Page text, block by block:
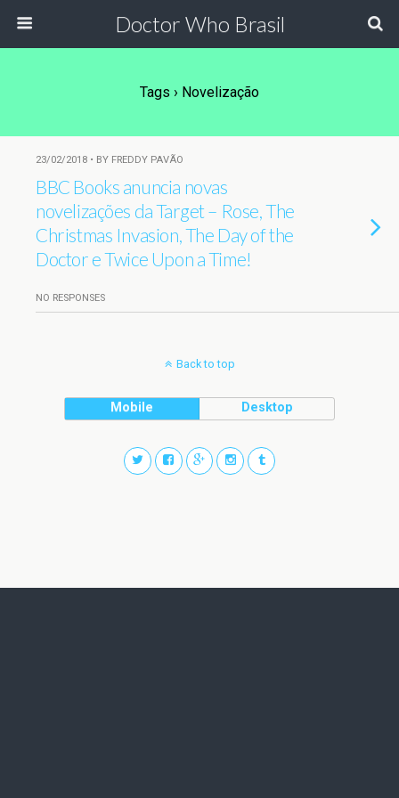
Doctor Who Brasil
Tags › Novelização
23/02/2018 • BY FREDDY PAVÃO
BBC Books anuncia novas
novelizações da Target – Rose, The
Christmas Invasion, The Day of the
Doctor e Twice Upon a Time!
NO RESPONSES
Back to top
Mobile Desktop